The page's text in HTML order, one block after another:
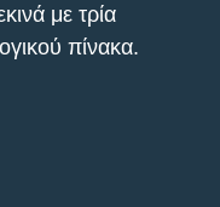
με τρία
πίνακα.